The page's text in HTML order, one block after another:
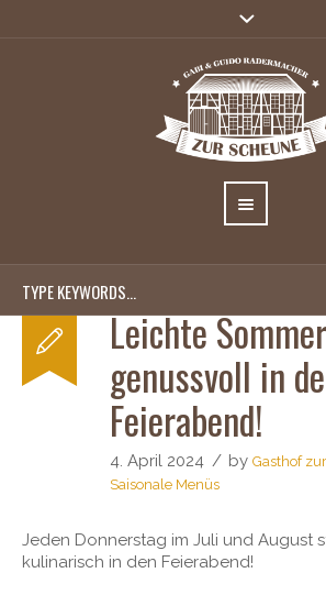
Leichte
genussvoll in
Feierabend!
4. April 2024 by Gasthof
Saisonale Menüs
Jeden Donnerstag im Juli und August
kulinarisch in den Feierabend!